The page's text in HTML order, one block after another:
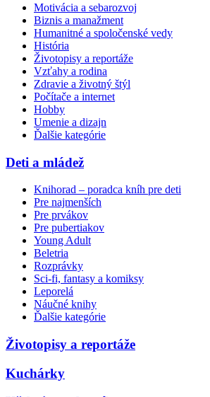
Motivácia a sebarozvoj
Biznis a manažment
Humanitné a spoločenské vedy
História
Životopisy a reportáže
Vzťahy a rodina
Zdravie a životný štýl
Počítače a internet
Hobby
Umenie a dizajn
Ďalšie kategórie
Deti a mládež
Knihorad – poradca kníh pre deti
Pre najmenších
Pre prvákov
Pre pubertiakov
Young Adult
Beletria
Rozprávky
Sci-fi, fantasy a komiksy
Leporelá
Náučné knihy
Ďalšie kategórie
Životopisy a reportáže
Kuchárky